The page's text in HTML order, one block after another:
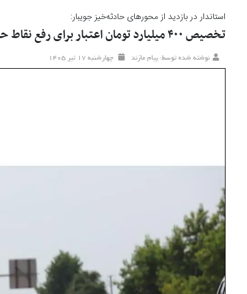
استاندار در بازدید از محورهای حادثه‌خیز جویبار:
تخصیص ۴۰۰ میلیارد تومان اعتبار برای رفع نقاط حادثه‌خیز و توسعه زیرساختی
نوشته شده توسط: پیام مازند چهارشنبه ۱۷ تير ۱۴۰۵